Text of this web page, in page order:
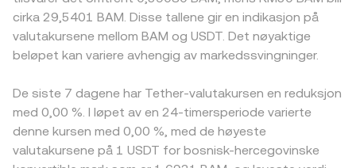
cirka 29,5401 BAM. Disse tallene gir en indikasjon på
valutakursene mellom BAM og USDT. Det nøyaktige
beløpet kan variere avhengig av markedssvingninger.
De siste 7 dagene har Tether-valutakursen en reduksjon
med 0,00 %. I løpet av en 24-timersperiode varierte
denne kursen med 0,00 %, med de høyeste
valutakursene på 1 USDT for bosnisk-hercegovinske